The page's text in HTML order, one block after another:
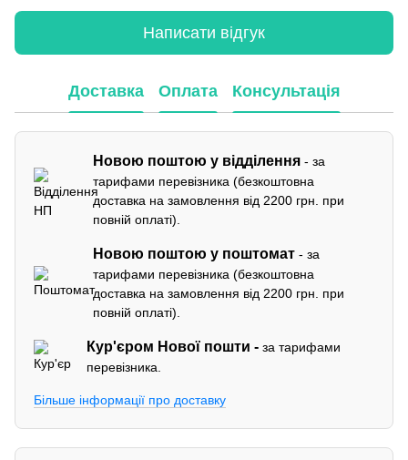
Написати відгук
Доставка Оплата Консультація
Новою поштою у відділення - за
тарифами перевізника (безкоштовна
доставка на замовлення від 2200 грн. при
повній оплаті).
Новою поштою у поштомат - за
тарифами перевізника (безкоштовна
доставка на замовлення від 2200 грн. при
повній оплаті).
Кур'єром Нової пошти -за тарифами
перевізника.
Більше інформації про доставку